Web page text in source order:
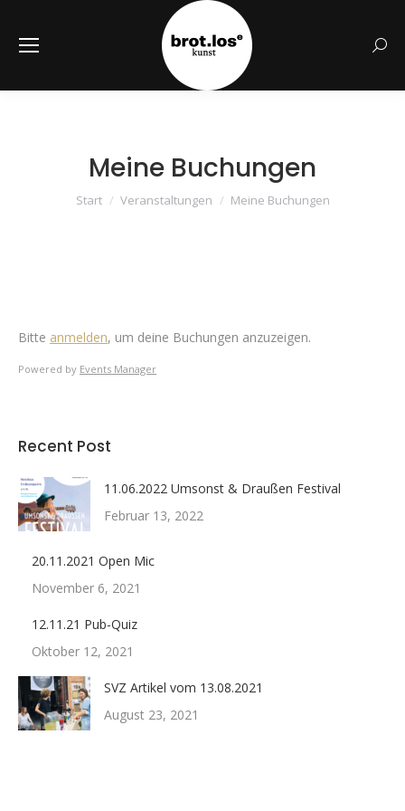
Meine Buchungen
Sie befinden sich hier:
Start Veranstaltungen Meine Buchungen
Bitte anmelden, um deine Buchungen anzuzeigen.
Powered by Events Manager
Recent Post
11.06.2022 Umsonst & Draußen Festival
Februar 13, 2022
20.11.2021 Open Mic
November 6, 2021
12.11.21 Pub-Quiz
Oktober 12, 2021
SVZ Artikel vom 13.08.2021
August 23, 2021